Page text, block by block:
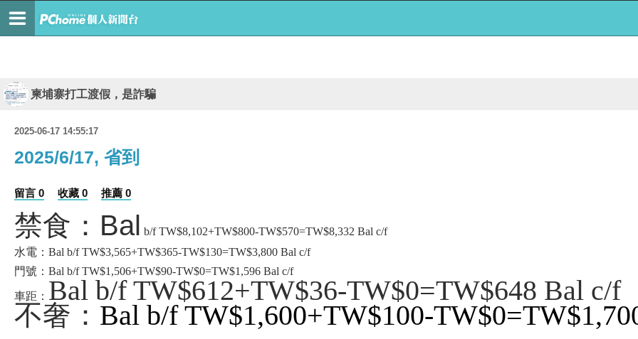
柬埔寨打工渡假，是詐騙
2025-06-17 14:55:17
2025/6/17, 省到
留言 0 收藏 0 推薦 0
禁食：Bal b/f TW$8,102+TW$800-TW$570=TW$8,332 Bal c/f
水電：Bal b/f TW$3,565+TW$365-TW$130=TW$3,800 Bal c/f
門號：Bal b/f TW$1,506+TW$90-TW$0=TW$1,596 Bal c/f
車距： Bal b/f TW$612+TW$36-TW$0=TW$648 Bal c/f
不奢： Bal b/f TW$1,600+TW$100-